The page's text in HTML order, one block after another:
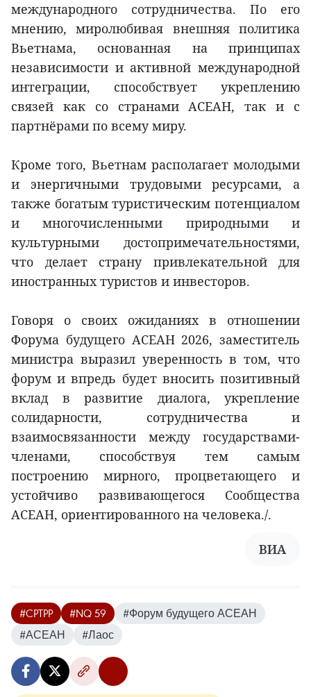
международного сотрудничества. По его
мнению, миролюбивая внешняя политика
Вьетнама, основанная на принципах
независимости и активной международной
интеграции, способствует укреплению
связей как со странами АСЕАН, так и с
партнёрами по всему миру.
Кроме того, Вьетнам располагает молодыми
и энергичными трудовыми ресурсами, а
также богатым туристическим потенциалом
и многочисленными природными и
культурными достопримечательностями,
что делает страну привлекательной для
иностранных туристов и инвесторов.
Говоря о своих ожиданиях в отношении
Форума будущего АСЕАН 2026, заместитель
министра выразил уверенность в том, что
форум и впредь будет вносить позитивный
вклад в развитие диалога, укрепление
солидарности, сотрудничества и
взаимосвязанности между государствами-
членами, способствуя тем самым
построению мирного, процветающего и
устойчиво развивающегося Сообщества
АСЕАН, ориентированного на человека./.
ВИА
#CPTPP #NQ 59
#Форум будущего АСЕАН
#АСЕАН
#Лаос